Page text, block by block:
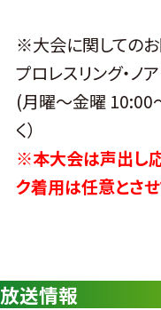
※大会に関しての
プロレスリング・ノ
(月曜〜金曜
く）
※本大会は声出し
ク着用は任意とさせ
放送情報